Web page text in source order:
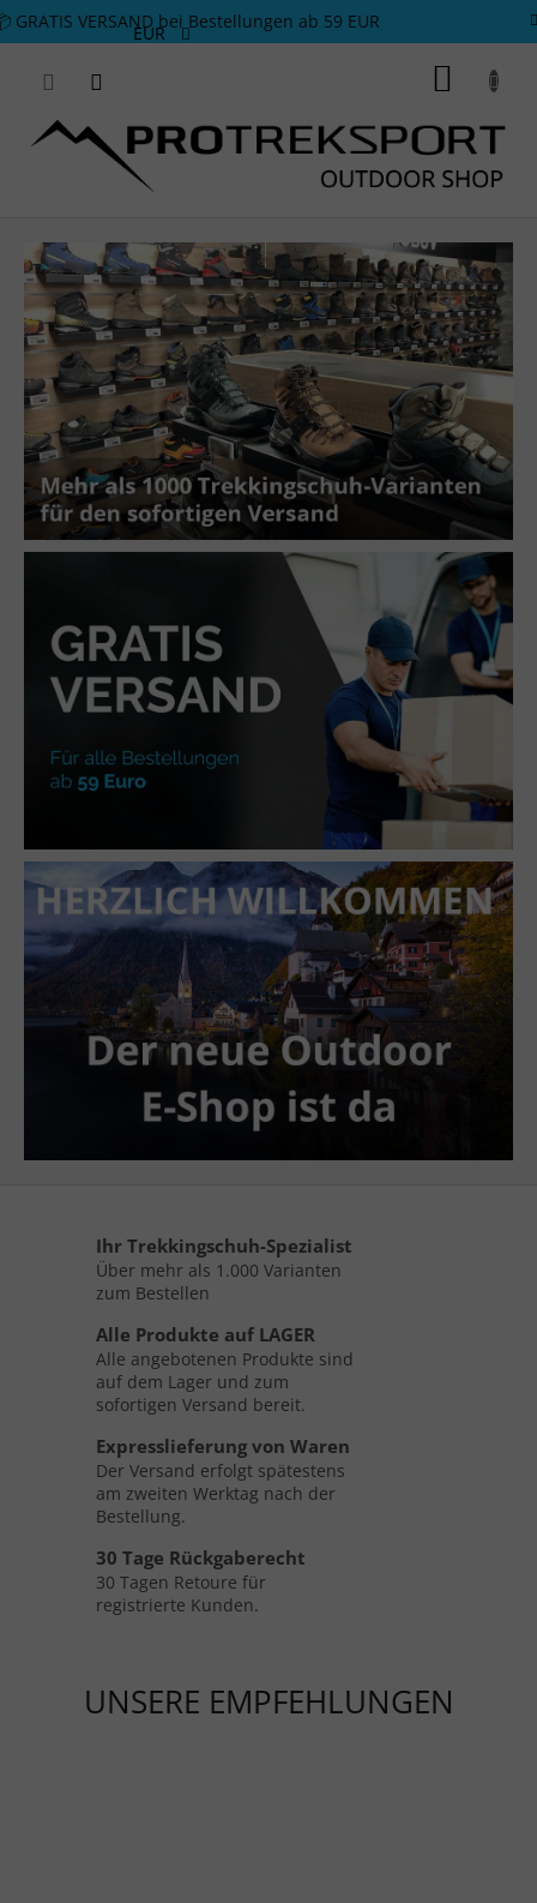
Zum Inhalt springen
GRATIS VERSAND bei Bestellungen ab 59 EUR
EUR
OUTDOOR-AUSRÜSTUNG FÜR ALLE
Ihr Trekkingschuh-Spezialist
Über mehr als 1.000 Varianten
zum Bestellen
Alle Produkte auf LAGER
Alle angebotenen Produkte sind
auf dem Lager und zum
sofortigen Versand bereit.
Expresslieferung von Waren
Der Versand erfolgt spätestens
am zweiten Werktag nach der
Bestellung.
30 Tage Rückgaberecht
30 Tagen Retoure für
registrierte Kunden.
UNSERE EMPFEHLUNGEN